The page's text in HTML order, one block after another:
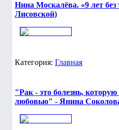
Нина Москалёва. «9 лет
Лисовской)
Категория: Главная
"Рак - это болезнь,
любовью" - Янина